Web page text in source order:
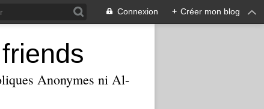
Connexion + Créer mon blog
Anonymes ni Al-